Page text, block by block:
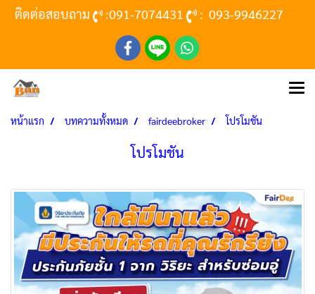
ติดต่อสอบถาม :091-7074431 : 093-9946227
หน้าแรก บทความทั้งหมด fairdeebroker โปรโมชัน
โปรโมชัน